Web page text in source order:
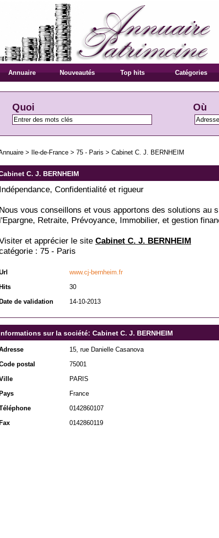
Annuaire Nouveautés Top hits Catégories
Quoi Où
> Ile-de-France > 75 - Paris > Cabinet C. J. BERNHEIM
C. J. BERNHEIM
Confidentialité et rigueur
vous conseillons et vous apportons des solutions au
Retraite, Prévoyance, Immobilier, et gestion
et apprécier le site Cabinet C. J. BERNHEIM
: 75 - Paris
www.cj-bernheim.fr
30
de validation
14-10-2013
sur la société: Cabinet C. J. BERNHEIM
15, rue Danielle Casanova
postal
75001
PARIS
France
0142860107
0142860119